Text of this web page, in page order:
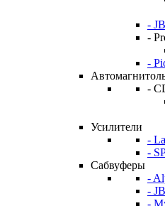
-
-
-
-
Усилители
-
-
Сабвуферы
-
-
-